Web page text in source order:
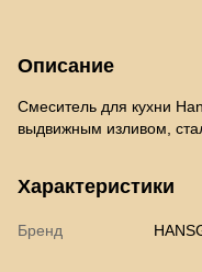
Описание
Смеситель для кухни
выдвижным изливом,
Характеристики
Бренд